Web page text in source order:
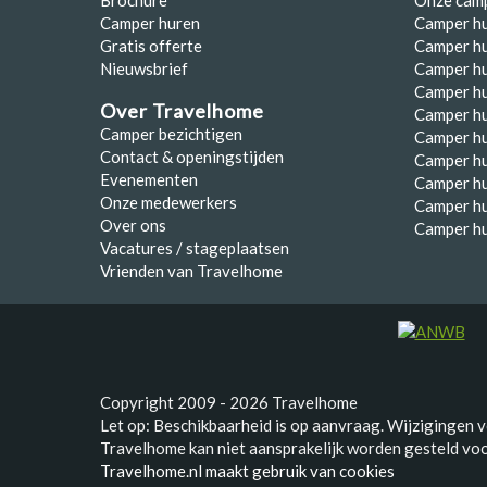
Camper huren
Gratis offerte
Nieuwsbrief
Over Travelhome
Camper bezichtigen
Contact & openingstijden
Evenementen
Onze medewerkers
Over ons
Vacatures / stageplaatsen
Vrienden van Travelhome
Camper
Camper
Camper
Camper
Camper
Camper
Camper
Camper
Camper
Camper
Copyright 2009 - 2026 Travelhome
Let op: Beschikbaarheid is op aanvraag.
Travelhome kan niet aansprakelijk worden gesteld
Travelhome.nl maakt gebruik van cookies